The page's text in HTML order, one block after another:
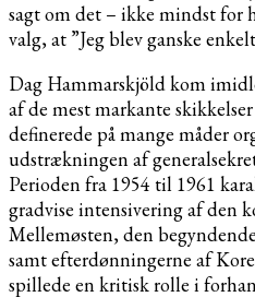
sagt om det – ikke mindst for
valg, at ”Jeg blev ganske
Dag Hammarskjöld kom
af de mest markante
definerede på mange måder
udstrækningen af
Perioden fra 1954 til 1961
gradvise intensivering af den
Mellemøsten, den
samt efterdønningerne af
spillede en kritisk rolle i